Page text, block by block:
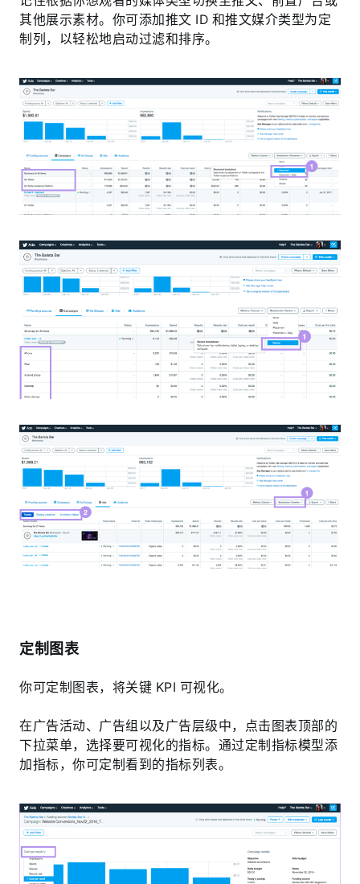
其他展示素材。你可添加推文 ID 和推文媒介类型为定
制列，以轻松地启动过滤和排序。
定制图表
你可定制图表，将关键 KPI 可视化。
在广告活动、广告组以及广告层级中，点击图表顶部的
下拉菜单，选择要可视化的指标。通过定制指标模型添
加指标，你可定制看到的指标列表。